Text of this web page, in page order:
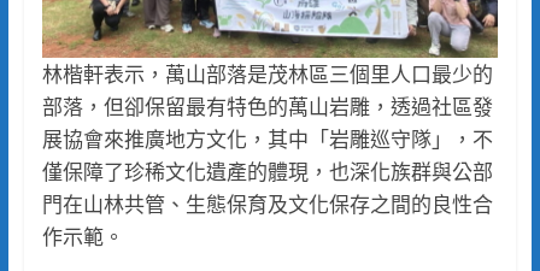
林楷軒表示，萬山部落是茂林區三個里人口最少的
部落，但卻保留最有特色的萬山岩雕，透過社區發
展協會來推廣地方文化，其中「岩雕巡守隊」，不
僅保障了珍稀文化遺產的體現，也深化族群與公部
門在山林共管、生態保育及文化保存之間的良性合
作示範。